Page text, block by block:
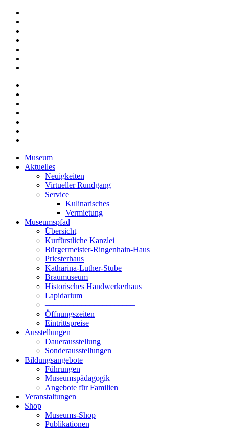
Museum
Aktuelles
Neuigkeiten
Virtueller Rundgang
Service
Kulinarisches
Vermietung
Museumspfad
Übersicht
Kurfürstliche Kanzlei
Bürgermeister-Ringenhain-Haus
Priesterhaus
Katharina-Luther-Stube
Braumuseum
Historisches Handwerkerhaus
Lapidarium
––––––––––––––––––––––
Öffnungszeiten
Eintrittspreise
Ausstellungen
Dauerausstellung
Sonderausstellungen
Bildungsangebote
Führungen
Museumspädagogik
Angebote für Familien
Veranstaltungen
Shop
Museums-Shop
Publikationen